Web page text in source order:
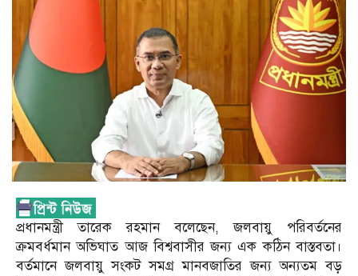
প্রধানমন্ত্রী তারেক রহমান বলেছেন, জলবায়ু পরিবর্তনের
ক্রমবর্ধমান অভিঘাত আজ বিশ্ববাসীর জন্য এক কঠিন বাস্তবতা।
বর্তমানে জলবায়ু সংকট সমগ্র মানবজাতির জন্য অন্যতম বড়